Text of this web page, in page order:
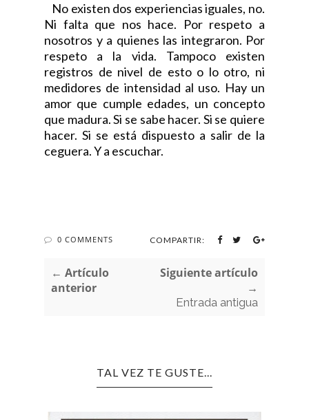
No existen dos experiencias iguales, no.
Ni falta que nos hace. Por respeto a
nosotros y a quienes las integraron. Por
respeto a la vida. Tampoco existen
registros de nivel de esto o lo otro, ni
medidores de intensidad al uso. Hay un
amor que cumple edades, un concepto
que madura. Si se sabe hacer. Si se quiere
hacer. Si se está dispuesto a salir de la
ceguera. Y a escuchar.
0 COMMENTS COMPARTIR:
← Artículo
anterior
Siguiente artículo
→
Entrada antigua
TAL VEZ TE GUSTE...